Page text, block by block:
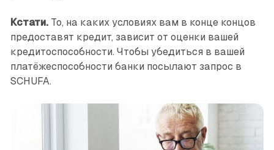
Кстати.То, на каких условиях вам в конце концов
предоставят кредит, зависит от оценки вашей
кредитоспособности. Чтобы убедиться в вашей
платёжеспособности банки посылают запрос в
SCHUFA.